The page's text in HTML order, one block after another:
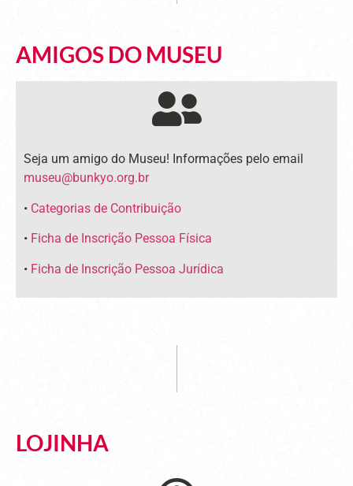
AMIGOS DO MUSEU
Seja um amigo do Museu! Informações pelo email
museu@bunkyo.org.br
• Categorias de Contribuição
• Ficha de Inscrição Pessoa Física
• Ficha de Inscrição Pessoa Jurídica
LOJINHA